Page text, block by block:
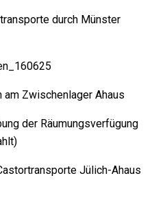
durch Münster
am Zwischenlager Ahaus
der Räumungsverfügung
Jülich-Ahaus